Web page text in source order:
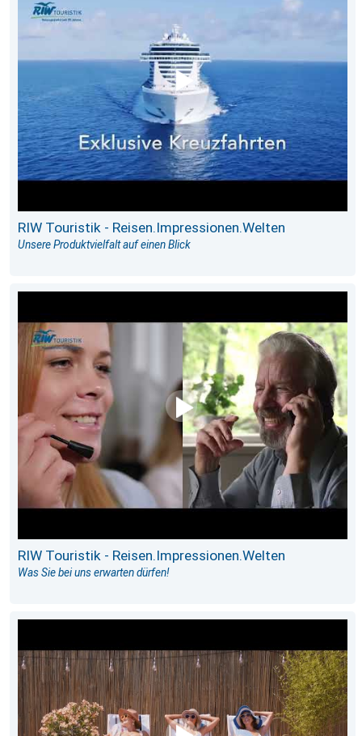
RIW Touristik - Reisen.Impressionen.Welten
Unsere Produktvielfalt auf einen Blick
RIW Touristik - Reisen.Impressionen.Welten
Was Sie bei uns erwarten dürfen!